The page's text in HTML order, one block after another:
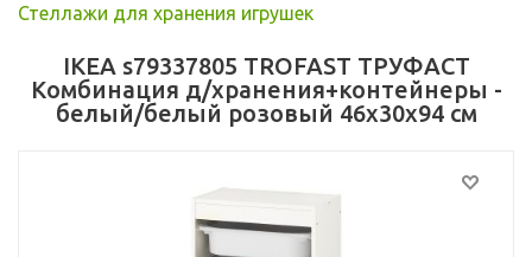
Стеллажи для хранения игрушек
IKEA s79337805 TROFAST ТРУФАСТ
Комбинация д/хранения+контейнеры -
белый/белый розовый 46x30x94 см